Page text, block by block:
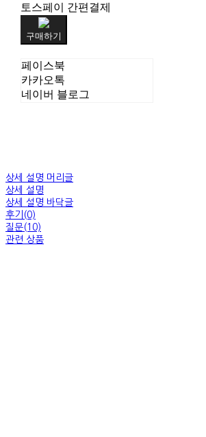
토스페이 간편결제
구매하기
페이스북
카카오톡
네이버 블로그
상세 설명 머리글
상세 설명
상세 설명 바닥글
후기(0)
질문(10)
관련 상품